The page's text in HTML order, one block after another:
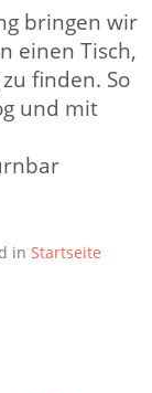
bringen wir
einen Tisch,
finden. So
und mit
in Startseite